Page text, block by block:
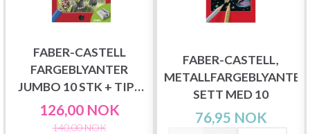
FABER-CASTELL
FARGEBLYANTER
JUMBO 10 STK + TIPS
ELEFANT
126,00 NOK
140,00 NOK
FABER-CASTELL,
METALLFARGEBLYANTER
SETT MED 10
76,95 NOK